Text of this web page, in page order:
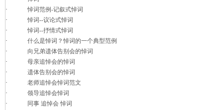
·
悼词范例-记叙式悼词
·
悼词--议论式悼词
·
悼词--抒情式悼词
·
什么是悼词？悼词的一个典型范例
·
向兄弟遗体告别会的悼词
·
母亲追悼会的悼词
·
遗体告别会的悼词
·
老师追悼会悼词范文
·
领导追悼会悼词
·
同事 追悼会 悼词